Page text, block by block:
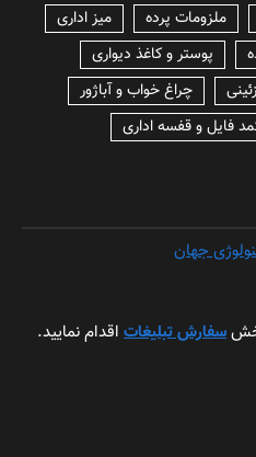
ملزومات پرده
میز اداری
پوستر و کاغذ دیواری
چراغ خواب و آباژور
فایل و قفسه اداری
جهان
سفارش تبلیغات اقدام نمایید.